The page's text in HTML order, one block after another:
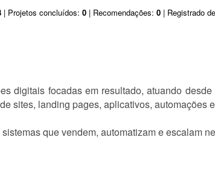
| Projetos concluídos: 0 | Recomendações: 0 | Registrado
digitais focadas em resultado, atuando
sites, landing pages, aplicativos, automações
que vendem, automatizam e escalam